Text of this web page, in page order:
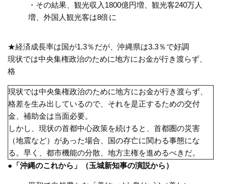
・その結果、観光収入1800億円増、観光客240万人
増、外国人観光客は8倍に
★経済成長率は国が1.3％だが、沖縄県は3.3％で好調
現状では中央集権政治のために地方にお金が行き渡らず、
格
現状では中央集権政治のために地方にお金が行き渡らず、
格差を生み出しているので、それを是正するための交付
金、補助金は当面必要。
しかし、現状の首都中心政策を続けると、首都圏の災害
（地震など）があった場合、国の存亡に関わる事態にな
る。早く、都市機能の分散、地方主権を進めるべきだ。
●「沖縄のこれから」（玉城新知事の演説から）